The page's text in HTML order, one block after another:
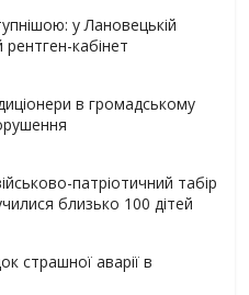
у Лановецькій
рентген-кабінет
в громадському
патріотичний табір
близько 100 дітей
страшної аварії в